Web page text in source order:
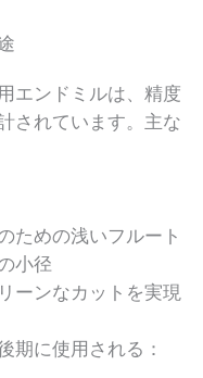
エンドミルは、精度
されています。主な
ための浅いフルート
小径
ーンなカットを実現
期に使用される：